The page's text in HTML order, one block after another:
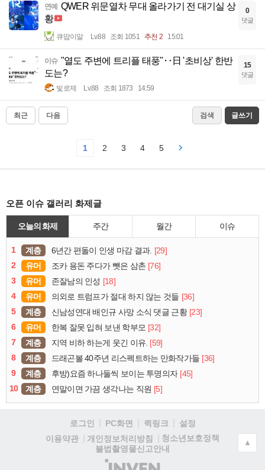
연예 QWER 위문열차 무대 올라가기 전 대기실 상
황
큐땁이알 Lv.88 조회 1051 추천 2 15:01
0
댓글
이슈 "열도 주변에 트리플 태풍"‥日 '초비상' 한반
도는?
빛로제 Lv.88 조회 1873 14:59
15
댓글
최근 다음 검색 글쓰기
1 2 3 4 5
오픈 이슈 갤러리 화제글
오늘의 화제 주간 월간 이슈
1 계층 6년간 편돌이 인생 마감 결과. [29]
2
유머 조카 용돈 주다가 뺏은 삼촌 [76]
3
유머 존잘남의 인성 [18]
4
유머 의외로 트럼프가 절대 하지 않는 것들 [36]
5
계층 신남성연대 배인규 사망 소식 댓글 근황 [23]
6
유머 한복 잘못 입혀 보낸 학부모 [32]
7
계층 지역 비하 하는게 웃긴 이유. [59]
8
계층 드래곤볼 40주년 리스펙트하는 만화작가들 [36]
9
계층 후방)요즘 하나둘씩 보이는 투명의자 [45]
10
계층 연말이면 가끔 생각나는 직원 [5]
로그인 PC화면 퀵링크
설정
이용약관
개인정보처리방침
청소년보호정책
불법촬영물신고안내
(주)
▲